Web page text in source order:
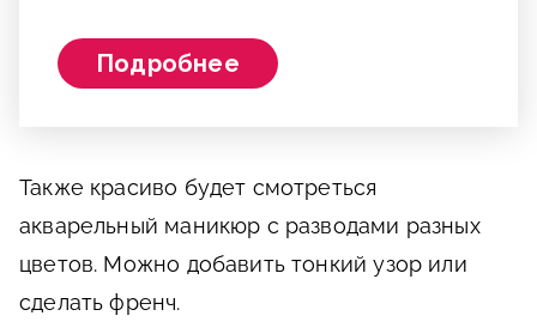
Подробнее
Также красиво будет смотреться
акварельный маникюр с разводами разных
цветов. Можно добавить тонкий узор или
сделать френч.